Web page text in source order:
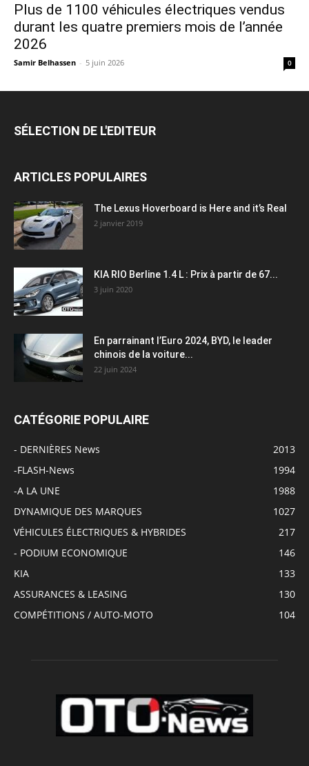
Plus de 1100 véhicules électriques vendus
durant les quatre premiers mois de l’année
2026
Samir Belhassen - 5 juin 2026 0
SÉLECTION DE L'EDITEUR
ARTICLES POPULAIRES
The Lexus Hoverboard is Here and it’s Real
2 janvier 2019
KIA RIO Berline 1.4 L : Prix à partir de 67...
3 juin 2020
En parrainant l’Euro 2024, BYD, le leader
chinois de la voiture...
22 juin 2024
CATÉGORIE POPULAIRE
- DERNIÈRES News
2013
-FLASH-News
1994
-A LA UNE
1988
DYNAMIQUE DES MARQUES
1027
VÉHICULES ÉLECTRIQUES & HYBRIDES
217
- PODIUM ECONOMIQUE
146
KIA
133
ASSURANCES & LEASING
130
COMPÉTITIONS / AUTO-MOTO
104